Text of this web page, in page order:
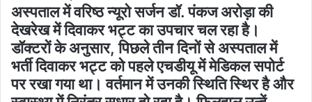
अस्पताल में वरिष्ठ न्यूरो सर्जन डॉ. पंकज अरोड़ा की
देखरेख में दिवाकर भट्ट का उपचार चल रहा है।
डॉक्टरों के अनुसार, पिछले तीन दिनों से अस्पताल में
भर्ती दिवाकर भट्ट को पहले एचडीयू में मेडिकल सपोर्ट
पर रखा गया था। वर्तमान में उनकी स्थिति स्थिर है और